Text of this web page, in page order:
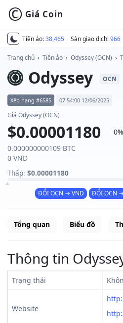
Tiền ảo:38,465 Sàn giao dịch:966
© Giá Coin
Trang chủ › Tiền ảo › Odyssey (OCN) ›
Odyssey OCN
Xếp hạng #6585 07:54:00 12/06/2025
Giá Odyssey (OCN)
$0.00001180
0%
0.000000000109 BTC
0 VND
Thấp: $0.00001180
ĐỔI OCN → VND ĐỔI OCN
Tổng quan Biểu đồ
Thông tin
Trạng thái
Website